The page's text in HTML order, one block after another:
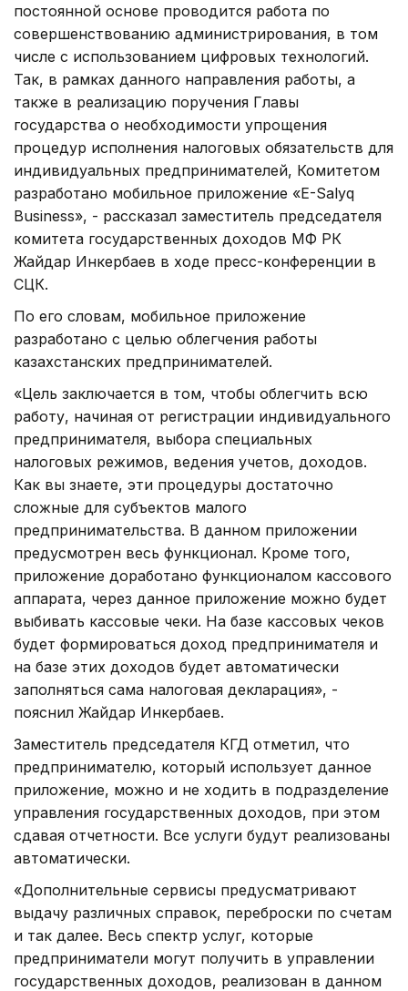
постоянной основе проводится работа по
совершенствованию администрирования, в том
числе с использованием цифровых технологий.
Так, в рамках данного направления работы, а
также в реализацию поручения Главы
государства о необходимости упрощения
процедур исполнения налоговых обязательств для
индивидуальных предпринимателей, Комитетом
разработано мобильное приложение «E-Salyq
Business», - рассказал заместитель председателя
комитета государственных доходов МФ РК
Жайдар Инкербаев в ходе пресс-конференции в
СЦК.
По его словам, мобильное приложение
разработано с целью облегчения работы
казахстанских предпринимателей.
«Цель заключается в том, чтобы облегчить всю
работу, начиная от регистрации индивидуального
предпринимателя, выбора специальных
налоговых режимов, ведения учетов, доходов.
Как вы знаете, эти процедуры достаточно
сложные для субъектов малого
предпринимательства. В данном приложении
предусмотрен весь функционал. Кроме того,
приложение доработано функционалом кассового
аппарата, через данное приложение можно будет
выбивать кассовые чеки. На базе кассовых чеков
будет формироваться доход предпринимателя и
на базе этих доходов будет автоматически
заполняться сама налоговая декларация», -
пояснил Жайдар Инкербаев.
Заместитель председателя КГД отметил, что
предпринимателю, который использует данное
приложение, можно и не ходить в подразделение
управления государственных доходов, при этом
сдавая отчетности. Все услуги будут реализованы
автоматически.
«Дополнительные сервисы предусматривают
выдачу различных справок, переброски по счетам
и так далее. Весь спектр услуг, которые
предприниматели могут получить в управлении
государственных доходов, реализован в данном